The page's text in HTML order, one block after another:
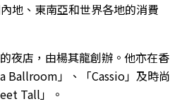
地、東南亞和世界各地的消費
夜店，由楊其龍創辦。他亦在香
Ballroom」、「Cassio」及時尚
Tall」。